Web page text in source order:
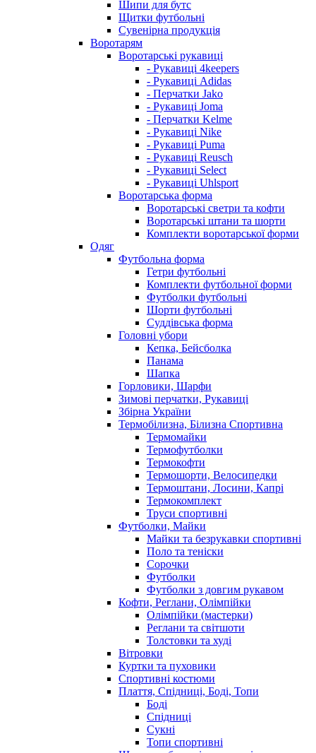
Шипи для бутс
Щитки футбольні
Сувенірна продукція
Воротарям
Воротарські рукавиці
- Рукавиці 4keepers
- Рукавиці Adidas
- Перчатки Jako
- Рукавиці Joma
- Перчатки Kelme
- Рукавиці Nike
- Рукавиці Puma
- Рукавиці Reusch
- Рукавиці Select
- Рукавиці Uhlsport
Воротарська форма
Воротарські светри та кофти
Воротарські штани та шорти
Комплекти воротарської форми
Одяг
Футбольна форма
Гетри футбольні
Комплекти футбольної форми
Футболки футбольні
Шорти футбольні
Суддівська форма
Головні убори
Кепка, Бейсболка
Панама
Шапка
Горловики, Шарфи
Зимові перчатки, Рукавиці
Збірна України
Термобілизна, Білизна Спортивна
Термомайки
Термофутболки
Термокофти
Термошорти, Велосипедки
Термоштани, Лосини, Капрі
Термокомплект
Труси спортивні
Футболки, Майки
Майки та безрукавки спортивні
Поло та теніски
Сорочки
Футболки
Футболки з довгим рукавом
Кофти, Реглани, Олімпійки
Олімпійки (мастерки)
Реглани та світшоти
Толстовки та худі
Вітровки
Куртки та пуховики
Спортивні костюми
Плаття, Спідниці, Боді, Топи
Боді
Спідниці
Сукні
Топи спортивні